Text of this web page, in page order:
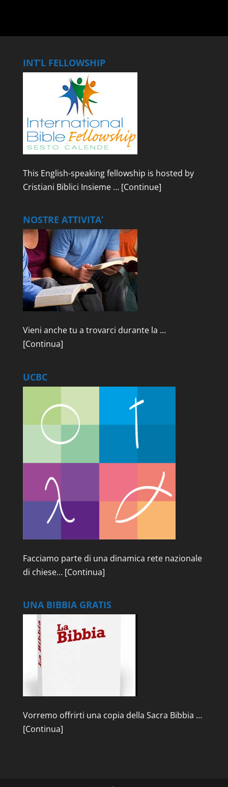
INT’L FELLOWSHIP
This English-speaking fellowship is hosted by
Cristiani Biblici Insieme … [Continue]
NOSTRE ATTIVITA’
Vieni anche tu a trovarci durante la …
[Continua]
UCBC
Facciamo parte di una dinamica rete nazionale
di chiese… [Continua]
UNA BIBBIA GRATIS
Vorremo offrirti una copia della Sacra Bibbia …
[Continua]